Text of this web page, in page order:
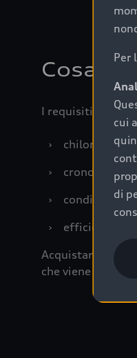
Per
cui
di
Cosa
I requisiti
›
›
cronologia
›
condizioni
›
efficienza
Acquistare
che viene